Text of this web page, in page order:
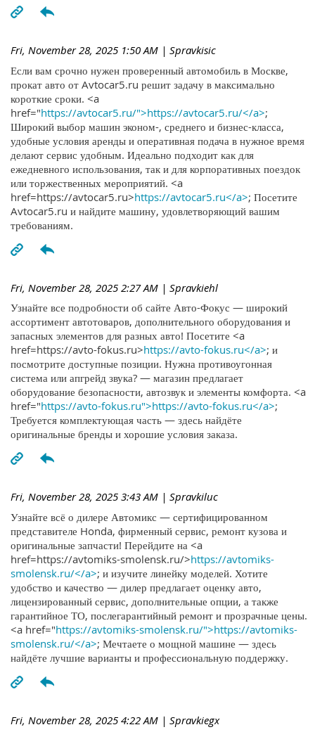
Fri, November 28, 2025 1:50 AM | Spravkisic
Если вам срочно нужен проверенный автомобиль в Москве,
прокат авто от Avtocar5.ru решит задачу в максимально
короткие сроки. <a
href="https://avtocar5.ru/">https://avtocar5.ru/</a>;
Широкий выбор машин эконом-, среднего и бизнес-класса,
удобные условия аренды и оперативная подача в нужное время
делают сервис удобным. Идеально подходит как для
ежедневного использования, так и для корпоративных поездок
или торжественных мероприятий. <a
href=https://avtocar5.ru>https://avtocar5.ru</a>; Посетите
Avtocar5.ru и найдите машину, удовлетворяющий вашим
требованиям.
Fri, November 28, 2025 2:27 AM | Spravkiehl
Узнайте все подробности об сайте Авто-Фокус — широкий
ассортимент автотоваров, дополнительного оборудования и
запасных элементов для разных авто! Посетите <a
href=https://avto-fokus.ru>https://avto-fokus.ru</a>; и
посмотрите доступные позиции. Нужна противоугонная
система или апгрейд звука? — магазин предлагает
оборудование безопасности, автозвук и элементы комфорта. <a
href="https://avto-fokus.ru">https://avto-fokus.ru</a>;
Требуется комплектующая часть — здесь найдёте
оригинальные бренды и хорошие условия заказа.
Fri, November 28, 2025 3:43 AM | Spravkiluc
Узнайте всё о дилере Автомикс — сертифицированном
представителе Honda, фирменный сервис, ремонт кузова и
оригинальные запчасти! Перейдите на <a
href=https://avtomiks-smolensk.ru/>https://avtomiks-
smolensk.ru/</a>; и изучите линейку моделей. Хотите
удобство и качество — дилер предлагает оценку авто,
лицензированный сервис, дополнительные опции, а также
гарантийное ТО, послегарантийный ремонт и прозрачные цены.
<a href="https://avtomiks-smolensk.ru/">https://avtomiks-
smolensk.ru/</a>; Мечтаете о мощной машине — здесь
найдёте лучшие варианты и профессиональную поддержку.
Fri, November 28, 2025 4:22 AM | Spravkiegx